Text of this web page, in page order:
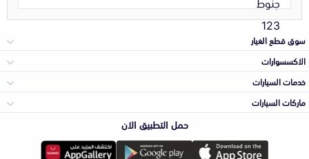
سوق قطع الغيار
الصدامات و الشبوك
المكائن، القيرات
وملحقاتها
الاكسسوارات
لوازم الرحلات
خدمات السيارات
الأكثر مبيعاً
ماركات السيارات
تويوتا
حمل التطبيق الان